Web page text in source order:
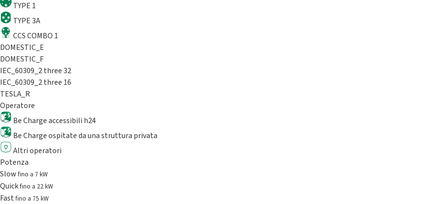
TYPE 1
TYPE 3A
CCS COMBO 1
DOMESTIC_E
DOMESTIC_F
IEC_60309_2 three 32
IEC_60309_2 three 16
TESLA_R
Operatore
Be Charge accessibili h24
Be Charge ospitate da una struttura privata
Altri operatori
Potenza
Slowfino a 7 kW
Quickfino a 22 kW
Fastfino a 75 kW